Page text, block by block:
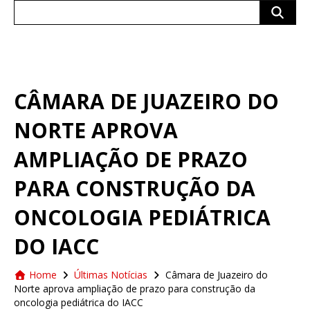
CÂMARA DE JUAZEIRO DO
NORTE APROVA
AMPLIAÇÃO DE PRAZO
PARA CONSTRUÇÃO DA
ONCOLOGIA PEDIÁTRICA
DO IACC
Home Últimas Notícias
Câmara de Juazeiro do
Norte aprova ampliação de prazo para construção da
oncologia pediátrica do IACC